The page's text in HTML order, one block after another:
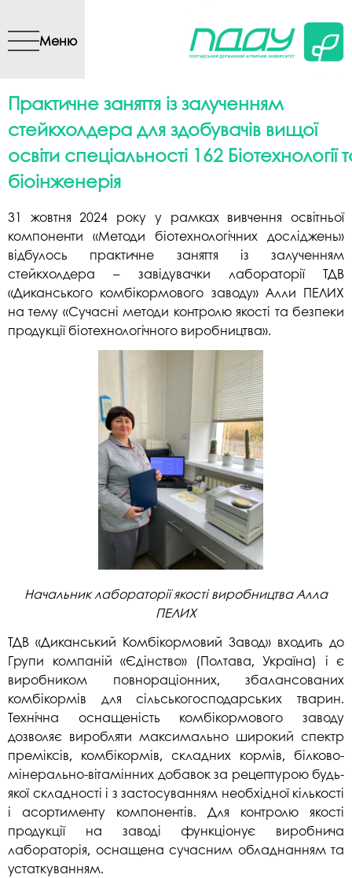
вмісту
Меню
Практичне заняття із залученням
стейкхолдера для здобувачів вищої
освіти спеціальності 162 Біотехнології
біоінженерія
31 жовтня 2024 року у рамках вивчення освітньої
компоненти «Методи біотехнологічних досліджень»
відбулось практичне заняття із залученням
стейкхолдера – завідувачки лабораторії ТДВ
«Диканського комбікормового заводу» Алли ПЕЛИХ
на тему «Сучасні методи контролю якості та безпеки
продукції біотехнологічного виробництва».
Начальник лабораторії якості виробництва Алла
ПЕЛИХ
ТДВ «Диканський Комбікормовий Завод» входить до
Групи компаній «Єдінство» (Полтава, Україна) і є
виробником повнораціонних, збалансованих
комбікормів для сільськогосподарських тварин.
Технічна оснащеність комбікормового заводу
дозволяє виробляти максимально широкий спектр
преміксів, комбікормів, складних кормів, білково-
мінерально-вітамінних добавок за рецептурою будь-
якої складності і з застосуванням необхідної кількості
і асортименту компонентів. Для контролю якості
продукції на заводі функціонує виробнича
лабораторія, оснащена сучасним обладнанням та
устаткуванням.